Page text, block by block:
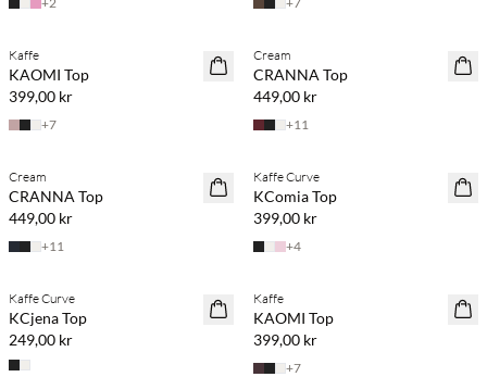
NYHET
Kaffe
KAOMI Top
399,00 kr
+7
NYHET
Cream
CRANNA Top
449,00 kr
+11
NYHET
Cream
CRANNA Top
449,00 kr
+11
NYHET
Kaffe Curve
KComia Top
399,00 kr
+4
NYHET
Kaffe Curve
KCjena Top
249,00 kr
NYHET
Kaffe
KAOMI Top
399,00 kr
+7